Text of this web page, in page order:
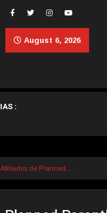
August 6, 2026
:
Afiliados de Planned…